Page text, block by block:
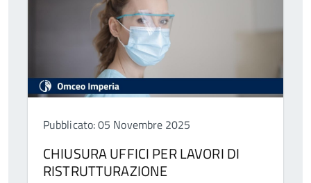
Pubblicato: 05 Novembre 2025
CHIUSURA UFFICI PER LAVORI DI
RISTRUTTURAZIONE